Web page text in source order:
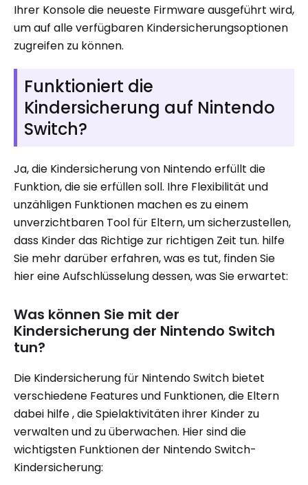
Ihrer Konsole die neueste Firmware ausgeführt wird,
um auf alle verfügbaren Kindersicherungsoptionen
zugreifen zu können.
Funktioniert die
Kindersicherung auf Nintendo
Switch?
Ja, die Kindersicherung von Nintendo erfüllt die
Funktion, die sie erfüllen soll. Ihre Flexibilität und
unzähligen Funktionen machen es zu einem
unverzichtbaren Tool für Eltern, um sicherzustellen,
dass Kinder das Richtige zur richtigen Zeit tun. hilfe
Sie mehr darüber erfahren, was es tut, finden Sie
hier eine Aufschlüsselung dessen, was Sie erwartet:
Was können Sie mit der
Kindersicherung der Nintendo Switch
tun?
Die Kindersicherung für Nintendo Switch bietet
verschiedene Features und Funktionen, die Eltern
dabei hilfe , die Spielaktivitäten ihrer Kinder zu
verwalten und zu überwachen. Hier sind die
wichtigsten Funktionen der Nintendo Switch-
Kindersicherung: